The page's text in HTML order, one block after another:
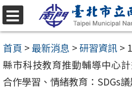
跳
至
主
要
內
選
單
首頁 >最新消息 >研習資訊 >
縣市科技教育推動輔導中心
合作學習、情緒教育：SDGs議